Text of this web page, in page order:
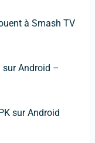
à Smash TV
sur Android –
sur Android